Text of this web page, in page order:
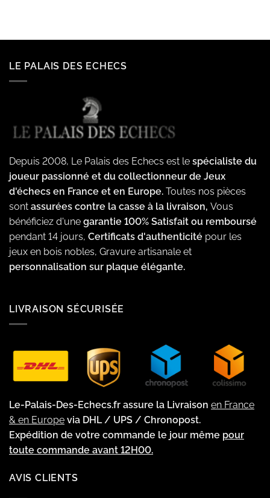
LE PALAIS DES ECHECS
Depuis 2008, Le Palais des Echecs est le spécialiste du
joueur passionné et du collectionneur de Jeux
d'échecs en France et en Europe. Toutes nos pièces
sont assurées contre la casse à la livraison, Vous
bénéficiez d'une garantie 100% Satisfait ou remboursé
pendant 14 jours, Certificats d'authenticité pour les
jeux en bois nobles, Gravure artisanale et
personnalisation sur plaque élégante.
LIVRAISON SÉCURISÉE
Le-Palais-Des-Echecs.fr assure la Livraison en France
& en Europe via DHL / UPS / Chronopost.
Expédition de votre commande le jour même pour
toute commande avant 12H00.
AVIS CLIENTS